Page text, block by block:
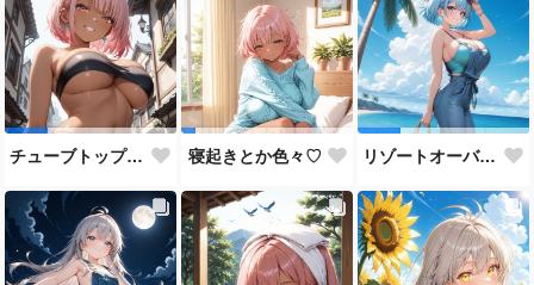
チューブトップ＋ジーンズまとめ♡ 寝起きとか色々♡ リゾートオーバーオールまとめ♡